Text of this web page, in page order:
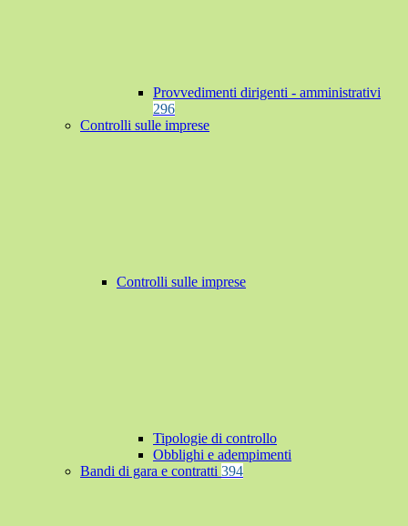
Provvedimenti dirigenti - amministrativi
296
Controlli sulle imprese
Controlli sulle imprese
Tipologie di controllo
Obblighi e adempimenti
Bandi di gara e contratti 394